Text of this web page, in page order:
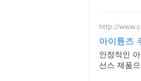
http://
아이튠즈
안정적인
선스 제품